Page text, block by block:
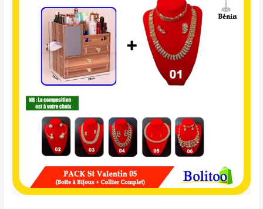
22.900 CFA.17.900 CFA.
Valentin